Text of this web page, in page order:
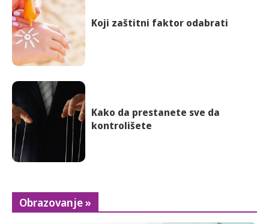
Koji zaštitni faktor odabrati
Kako da prestanete sve da
kontrolišete
Obrazovanje »